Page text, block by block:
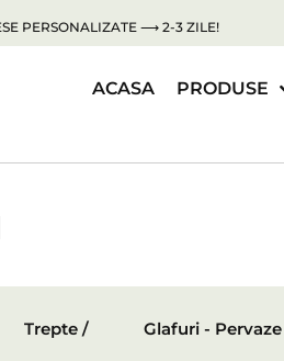
PERSONALIZATE ⟶ 2-3 ZILE!
ACASA PRODUSE
Trepte / Glafuri -